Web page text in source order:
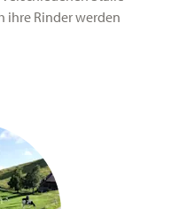
ihre Rinder werden